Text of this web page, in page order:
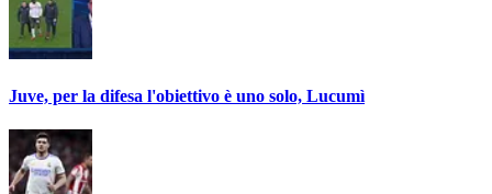
Juve, per la difesa l'obiettivo è uno solo, Lucumì